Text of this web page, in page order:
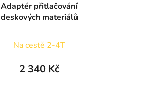
Adaptér přitlačování
deskových materiálů
Na cestě 2-4T
2 340 Kč